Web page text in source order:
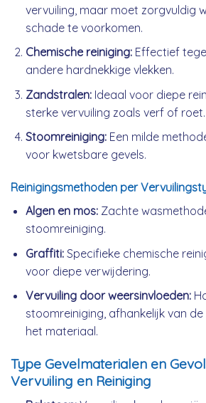
vervuiling, maar moet zorgvuldig
schade te voorkomen.
Chemische reiniging:Effectief
andere hardnekkige vlekken.
Zandstralen:Ideaal voor diepe
sterke vervuiling zoals verf of roet.
Stoomreiniging:Een milde
voor kwetsbare gevels.
Reinigingsmethoden per
Algen en mos:Zachte
stoomreiniging.
Graffiti:Specifieke chemische
voor diepe verwijdering.
Vervuiling door weersinvloeden:
stoomreiniging, afhankelijk van
het materiaal.
Type Gevelmaterialen en
Vervuiling en Reiniging